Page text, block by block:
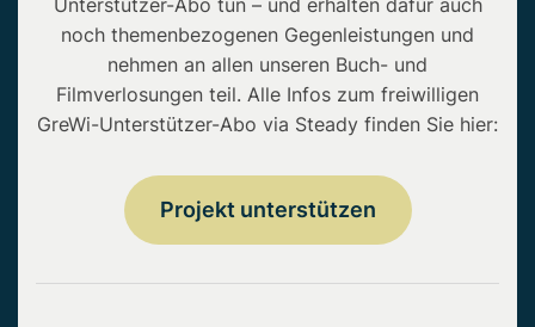
Unterstützer-Abo tun – und erhalten dafür auch
noch themenbezogenen Gegenleistungen und
nehmen an allen unseren Buch- und
Filmverlosungen teil. Alle Infos zum freiwilligen
GreWi-Unterstützer-Abo via Steady finden Sie hier:
Projekt unterstützen